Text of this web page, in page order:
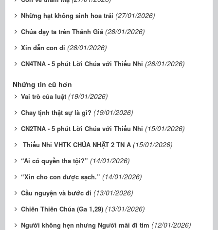
Những hạt không sinh hoa trái (27/01/2026)
Chúa dạy ta trên Thánh Giá (28/01/2026)
Xin dẫn con đi (28/01/2026)
CN4TNA - 5 phút Lời Chúa với Thiếu Nhi (28/01/2026)
Những tin cũ hơn
Vai trò của luật (19/01/2026)
Chay tịnh thật sự là gì? (19/01/2026)
CN2TNA - 5 phút Lời Chúa với Thiếu Nhi (15/01/2026)
Thiếu Nhi VHTK CHÚA NHẬT 2 TN A (15/01/2026)
“Ai có quyền tha tội?” (14/01/2026)
“Xin cho con được sạch.” (14/01/2026)
Cầu nguyện và bước đi (13/01/2026)
Chiên Thiên Chúa (Ga 1,29) (13/01/2026)
Người không hẹn nhưng Người mãi đi tìm (12/01/2026)